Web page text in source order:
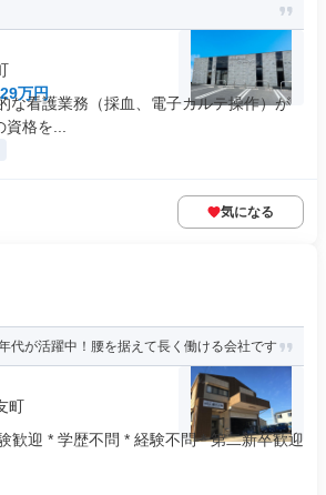
万円
な看護業務（採血、電子カルテ操作）が
格を...
気になる
代が活躍中！腰を据えて長く働ける会社です
町
歓迎 * 学歴不問 * 経験不問 * 第二新卒歓迎